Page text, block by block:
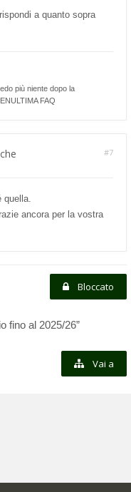
a quanto sopra
più niente dopo la
FAQ
#7
ancora per la vostra
Bloccato
fino al 2025/26”
Vai a